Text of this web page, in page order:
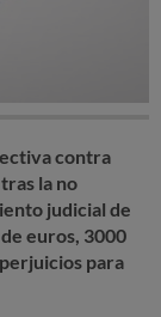
contra
la no
judicial de
euros, 3000
para